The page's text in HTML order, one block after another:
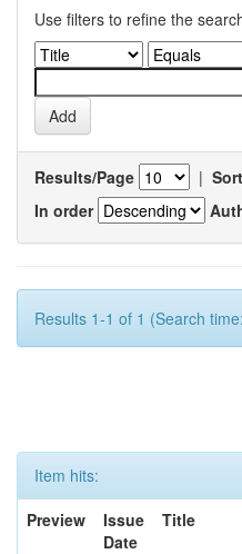
Use filters to refine the
Results/Page |
In order
Results 1-1 of 1 (Search
Item hits:
Preview
Issue
Date
Title